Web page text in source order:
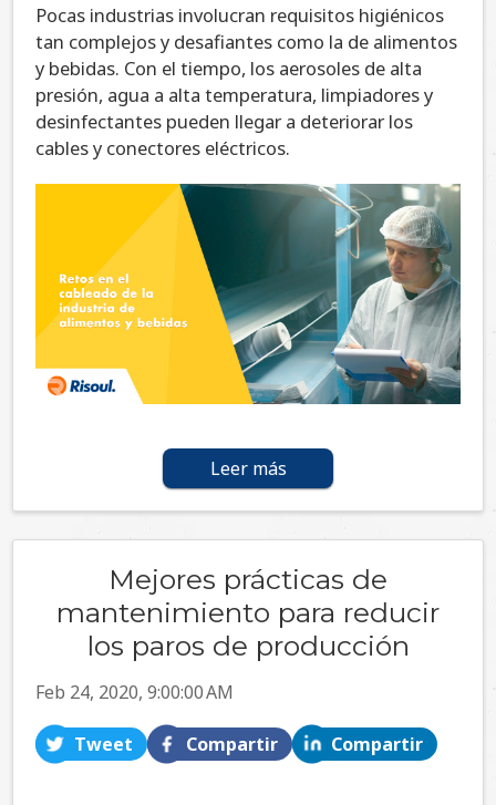
Pocas industrias involucran requisitos higiénicos
tan complejos y desafiantes como la de alimentos
y bebidas. Con el tiempo, los aerosoles de alta
presión, agua a alta temperatura, limpiadores y
desinfectantes pueden llegar a deteriorar los
cables y conectores eléctricos.
Leer más
Mejores prácticas de
mantenimiento para reducir
los paros de producción
Feb 24, 2020, 9:00:00 AM
Tweet Compartir Compartir